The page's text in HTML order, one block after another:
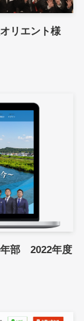
リエント様
年部 2022年度